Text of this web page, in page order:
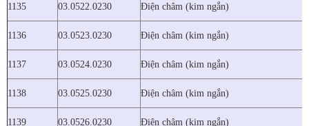
1135 03.0522.0230 Điện châm (kim ngắn)
1136 03.0523.0230 Điện châm (kim ngắn)
1137 03.0524.0230 Điện châm (kim ngắn)
1138 03.0525.0230 Điện châm (kim ngắn)
1139 03.0526.0230 Điện châm (kim ngắn)